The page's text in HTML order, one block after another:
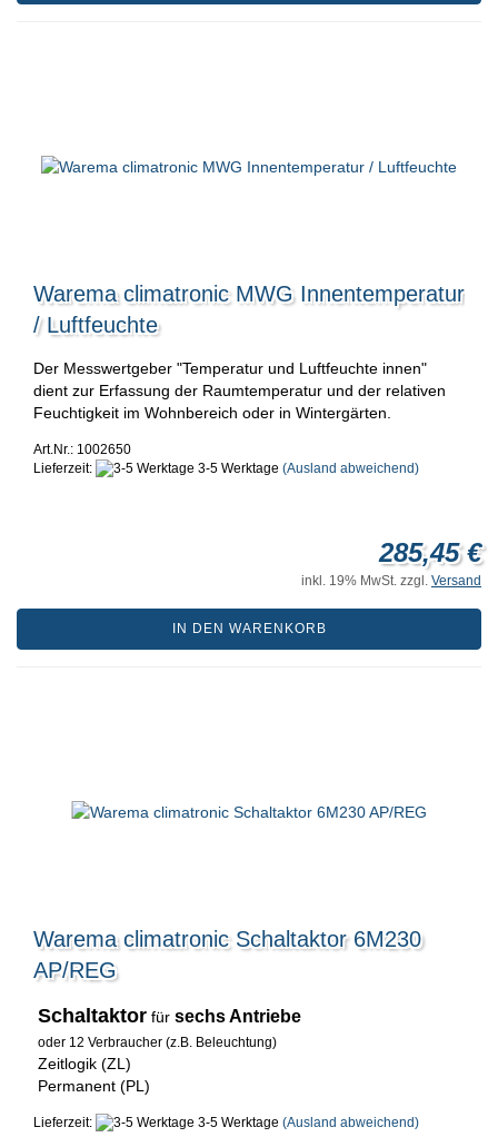
Warema climatronic MWG Innentemperatur
/ Luftfeuchte
Der Messwertgeber "Temperatur und Luftfeuchte innen"
dient zur Erfassung der Raumtemperatur und der relativen
Feuchtigkeit im Wohnbereich oder in Wintergärten.
Art.Nr.: 1002650
Lieferzeit:
3-5 Werktage (Ausland abweichend)
285,45 €
inkl. 19% MwSt. zzgl. Versand
IN DEN WARENKORB
Warema climatronic Schaltaktor 6M230
AP/REG
Schaltaktor für sechs Antriebe
oder 12 Verbraucher (z.B. Beleuchtung)
Zeitlogik (ZL)
Permanent (PL)
Lieferzeit: 3-5 Werktage (Ausland abweichend)